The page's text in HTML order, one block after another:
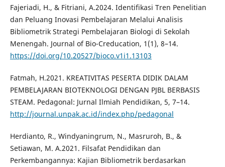
Fajeriadi, H., & Fitriani, A.2024. Identifikasi Tren Penelitian
dan Peluang Inovasi Pembelajaran Melalui Analisis
Bibliometrik Strategi Pembelajaran Biologi di Sekolah
Menengah. Journal of Bio-Creducation, 1(1), 8–14.
https://doi.org/10.20527/bioco.v1i1.13103
Fatmah, H.2021. KREATIVITAS PESERTA DIDIK DALAM
PEMBELAJARAN BIOTEKNOLOGI DENGAN PJBL BERBASIS
STEAM. Pedagonal: Jurnal Ilmiah Pendidikan, 5, 7–14.
http://journal.unpak.ac.id/index.php/pedagonal
Herdianto, R., Windyaningrum, N., Masruroh, B., &
Setiawan, M. A.2021. Filsafat Pendidikan dan
Perkembangannya: Kajian Bibliometrik berdasarkan